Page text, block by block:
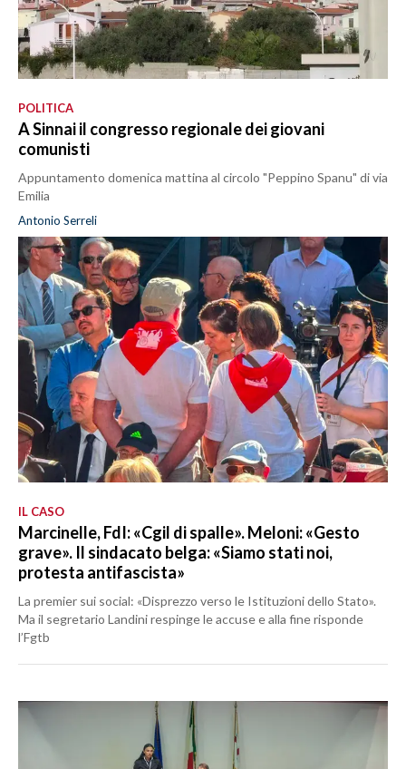
POLITICA
A Sinnai il congresso regionale dei giovani
comunisti
Appuntamento domenica mattina al circolo "Peppino Spanu" di via
Emilia
Antonio Serreli
IL CASO
Marcinelle, FdI: «Cgil di spalle». Meloni: «Gesto
grave». Il sindacato belga: «Siamo stati noi,
protesta antifascista»
La premier sui social: «Disprezzo verso le Istituzioni dello Stato».
Ma il segretario Landini respinge le accuse e alla fine risponde
l’Fgtb